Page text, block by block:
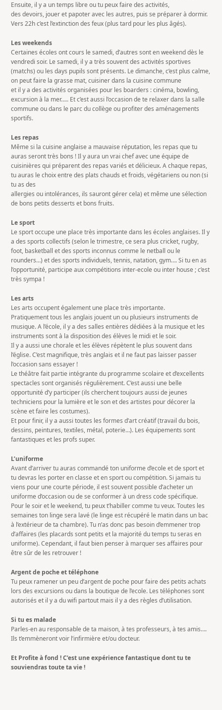
Ensuite, il y a un temps libre ou tu peux faire des activités,
des devoirs, jouer et papoter avec les autres, puis se préparer à dormir.
Vers 22h c’est l’extinction des feux (plus tard pour les plus âgés).
Les weekends
Certaines écoles ont cours le samedi, d’autres sont en weekend dès le
vendredi soir. Le samedi, il y a très souvent des activités sportives
(matchs) ou les days pupils sont présents. Le dimanche, c’est plus calme,
on peut faire la grasse mat, cuisiner dans la cuisine commune
et il y a des activités organisées pour les boarders : cinéma, bowling,
excursion à la mer….. Et c’est aussi l’occasion de te relaxer dans la salle
commune ou dans le parc du collège ou profiter des aménagements
sportifs.
Les repas
Même si la cuisine anglaise a mauvaise réputation, les repas que tu
auras seront très bons ! Il y aura un vrai chef avec une équipe de
cuisinières qui préparent des repas variés et délicieux. A chaque repas,
tu auras le choix entre des plats chauds et froids, végétariens ou non (si
tu as des
allergies ou intolérances, ils sauront gérer cela) et même une sélection
de bons petits desserts et bons fruits.
Le sport
Le sport occupe une place très importante dans les écoles anglaises. Il y
a des sports collectifs (selon le trimestre, ce sera plus cricket, rugby,
foot, basketball et des sports inconnus comme le netball ou le
rounders…) et des sports individuels, tennis, natation, gym…. Si tu en as
l’opportunité, participe aux compétitions inter-ecole ou inter house ; c’est
très sympa !
Les arts
Les arts occupent également une place très importante.
Pratiquement tous les anglais jouent un ou plusieurs instruments de
musique. A l’école, il y a des salles entières dédiées à la musique et les
instruments sont à la disposition des élèves le midi et le soir.
Il y a aussi une chorale et les élèves répètent le plus souvent dans
l’église. C’est magnifique, très anglais et il ne faut pas laisser passer
l’occasion sans essayer !
Le théâtre fait partie intégrante du programme scolaire et d’excellents
spectacles sont organisés régulièrement. C’est aussi une belle
opportunité d’y participer (ils cherchent toujours aussi de jeunes
techniciens pour la lumière et le son et des artistes pour décorer la
scène et faire les costumes).
Et pour finir, il y a aussi toutes les formes d’art créatif (travail du bois,
dessins, peintures, textiles, métal, poterie…). Les équipements sont
fantastiques et les profs super.
L’uniforme
Avant d’arriver tu auras commandé ton uniforme d’ecole et de sport et
tu devras les porter en classe et en sport ou compétition. Si jamais tu
viens pour une courte période, il est souvent possible d’acheter un
uniforme d’occasion ou de se conformer à un dress code spécifique.
Pour le soir et le weekend, tu peux t’habiller comme tu veux. Toutes les
semaines ton linge sera lavé (le linge est récupéré le matin dans un bac
à l’extérieur de ta chambre). Tu n’as donc pas besoin d’emmener trop
d’affaires (les placards sont petits et la majorité du temps tu seras en
uniforme). Cependant, il faut bien penser à marquer ses affaires pour
être sûr de les retrouver !
Argent de poche et téléphone
Tu peux ramener un peu d’argent de poche pour faire des petits achats
lors des excursions ou dans la boutique de l’ecole. Les téléphones sont
autorisés et il y a du wifi partout mais il y a des règles d’utilisation.
Si tu es malade
Parles-en au responsable de ta maison, à tes professeurs, à tes amis….
Ils t’emmèneront voir l’infirmière et/ou docteur.
Et Profite à fond ! C’est une expérience fantastique dont tu te
souviendras toute ta vie !